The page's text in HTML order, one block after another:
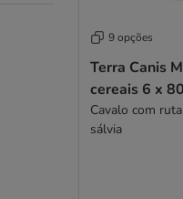
9 opções
Terra Canis
cereais 6 x
Cavalo com
sálvia